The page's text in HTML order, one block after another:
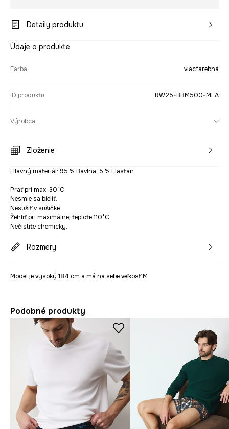
Detaily produktu
Údaje o produkte
Farba viacfarebná
ID produktu RW25-BBM500-MLA
Výrobca
Zloženie
Hlavný materiál: 95 % Bavlna, 5 % Elastan
Prať pri max. 30°C.
Nesmie sa bieliť.
Nesušiť v sušičke.
Žehliť pri maximálnej teplote 110°C.
Nečistite chemicky.
Rozmery
Model je vysoký 184 cm a má na sebe veľkosť M
Podobné produkty